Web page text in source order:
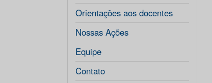
Orientações aos docentes
Nossas Ações
Equipe
Contato